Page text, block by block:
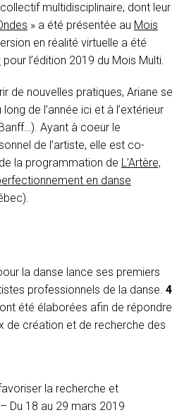
multidisciplinaire, dont leur
» a été présentée au Mois
en réalité virtuelle a été
pour l’édition 2019 du Mois Multi.
de nouvelles pratiques, Ariane se
de l’année ici et à l’extérieur
Ayant à coeur le
de l’artiste, elle est co-
la programmation de L’Artère,
en danse
la danse lance ses premiers
professionnels de la danse. 4
été élaborées afin de répondre
de création et de recherche des
la recherche et
Du 18 au 29 mars 2019